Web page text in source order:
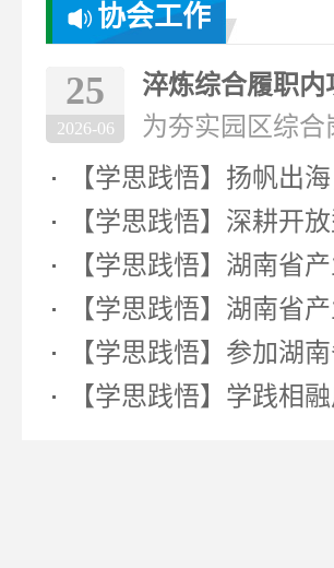
协会工作
25
2026-06
淬炼综合履职内
为夯实园区综
【学思践悟】扬帆出
【学思践悟】深耕开
【学思践悟】湖南省
【学思践悟】湖南省
【学思践悟】参加湖
【学思践悟】学践相